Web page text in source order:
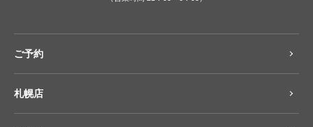
ご予約
札幌店